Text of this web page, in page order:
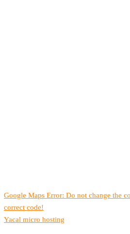
Google Maps Error: Do not change the
correct code!
Yacal micro hosting